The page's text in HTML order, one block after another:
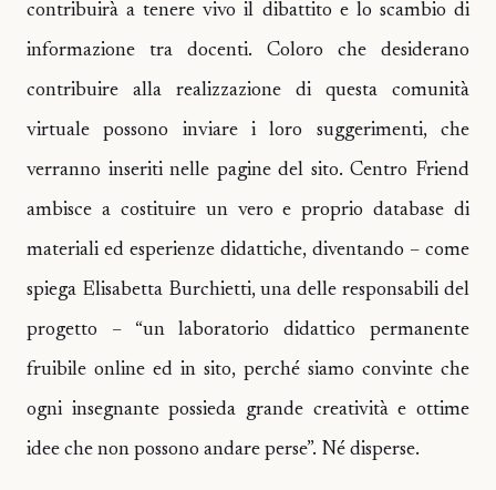
contribuirà a tenere vivo il dibattito e lo scambio di
informazione tra docenti. Coloro che desiderano
contribuire alla realizzazione di questa comunità
virtuale possono inviare i loro suggerimenti, che
verranno inseriti nelle pagine del sito. Centro Friend
ambisce a costituire un vero e proprio database di
materiali ed esperienze didattiche, diventando – come
spiega Elisabetta Burchietti, una delle responsabili del
progetto – “un laboratorio didattico permanente
fruibile online ed in sito, perché siamo convinte che
ogni insegnante possieda grande creatività e ottime
idee che non possono andare perse”. Né disperse.